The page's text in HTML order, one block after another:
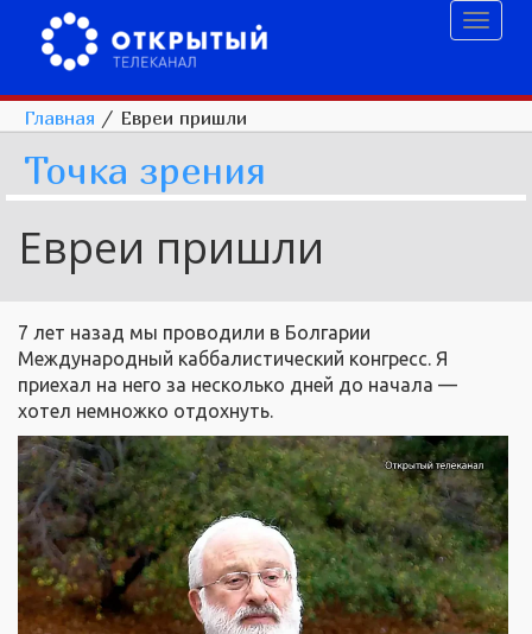
Главная / Евреи пришли
Точка зрения
Евреи пришли
7 лет назад мы проводили в Болгарии
Международный каббалистический конгресс. Я
приехал на него за несколько дней до начала —
хотел немножко отдохнуть.